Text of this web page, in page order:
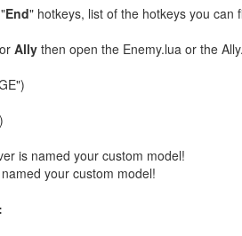
End" hotkeys, list of the hotkeys you can
Allythen open the Enemy.lua or the
is named your custom model!
your custom model!